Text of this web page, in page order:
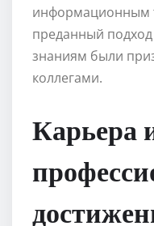
информационным
преданный
знаниям были
коллегами.
Карьера